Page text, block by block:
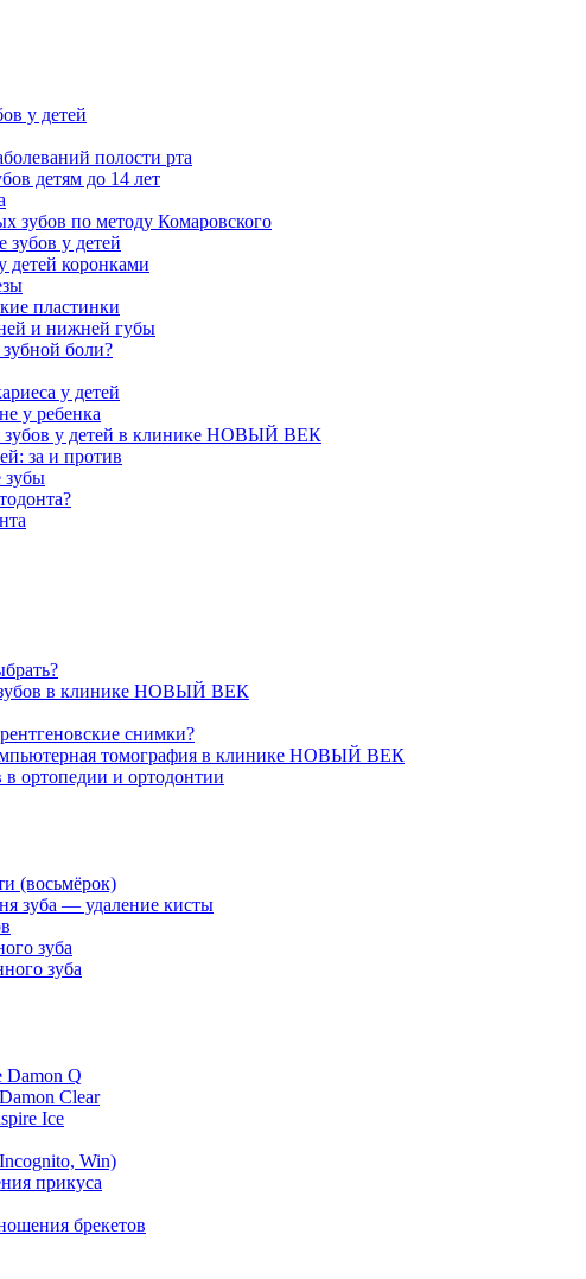
у детей
полости рта
детям до 14 лет
зубов по методу Комаровского
зубов у детей
детей коронками
пластинки
и нижней губы
боли?
у детей
у ребенка
зубов у детей в клинике НОВЫЙ ВЕК
за и против
зубы
зубов в клинике НОВЫЙ ВЕК
снимки?
томография в клинике НОВЫЙ ВЕК
в ортопедии и ортодонтии
(восьмёрок)
зуба — удаление кисты
зуба
зуба
Damon Q
Clear
Ice
Win)
прикуса
брекетов